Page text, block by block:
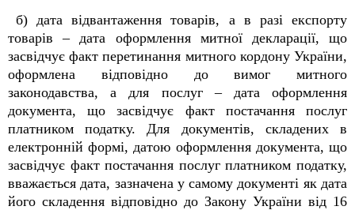
б) дата відвантаження товарів, а в разі експорту
товарів – дата оформлення митної декларації, що
засвідчує факт перетинання митного кордону України,
оформлена відповідно до вимог митного
законодавства, а для послуг – дата оформлення
документа, що засвідчує факт постачання послуг
платником податку. Для документів, складених в
електронній формі, датою оформлення документа, що
засвідчує факт постачання послуг платником податку,
вважається дата, зазначена у самому документі як дата
його складення відповідно до Закону України від 16